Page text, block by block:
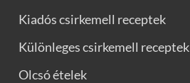
Kiadós csirkemell receptek
Különleges csirkemell receptek
Olcsó ételek